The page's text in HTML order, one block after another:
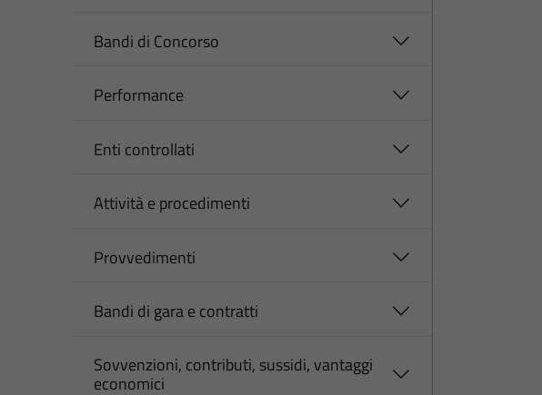
Bandi di Concorso
Performance
Enti controllati
Attività e procedimenti
Provvedimenti
Bandi di gara e contratti
Sovvenzioni, contributi, sussidi, vantaggi
economici